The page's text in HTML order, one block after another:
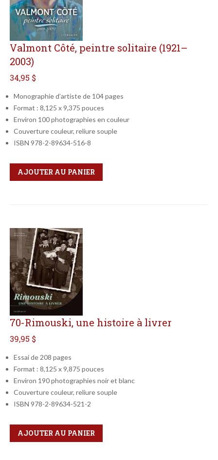
Valmont Côté, peintre solitaire (1921–
2003)
34,95 $
Monographie d’artiste de 104 pages
Format : 8,125 x 9,375 pouces
Environ 100 photographies en couleur
Couverture couleur, reliure souple
ISBN 978-2-89634-516-8
Qté
Format
AJOUTER AU PANIER
70-Rimouski, une histoire à livrer
39,95 $
Essai de 208 pages
Format : 8,125 x 9,875 pouces
Environ 190 photographies noir et blanc
Couverture couleur, reliure souple
ISBN 978-2-89634-521-2
Qté
Format
AJOUTER AU PANIER